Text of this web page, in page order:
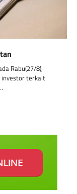
Rabu(27/8),
investor terkait